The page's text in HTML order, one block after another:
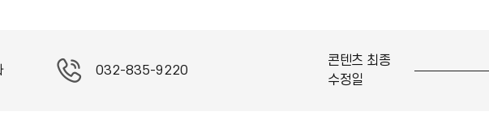
032-835-9220
콘텐츠 최종
수정일